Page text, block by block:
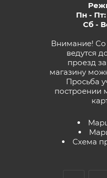
Пн - Пт:
Сб -
Внимание! Со
ведутся
проезд
магазину
Просьба
построении
Схема